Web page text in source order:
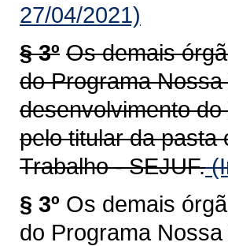
27/04/2021)
§ 3º Os demais
do Programa
desenvolvimento
pelo titular da pasta
Trabalho - SEJUF.
§ 3º Os demais
do Programa